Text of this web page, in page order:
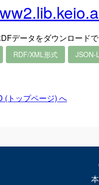
データをダウンロードで
RDF/XML形式 JSON-
(トップページ) へ